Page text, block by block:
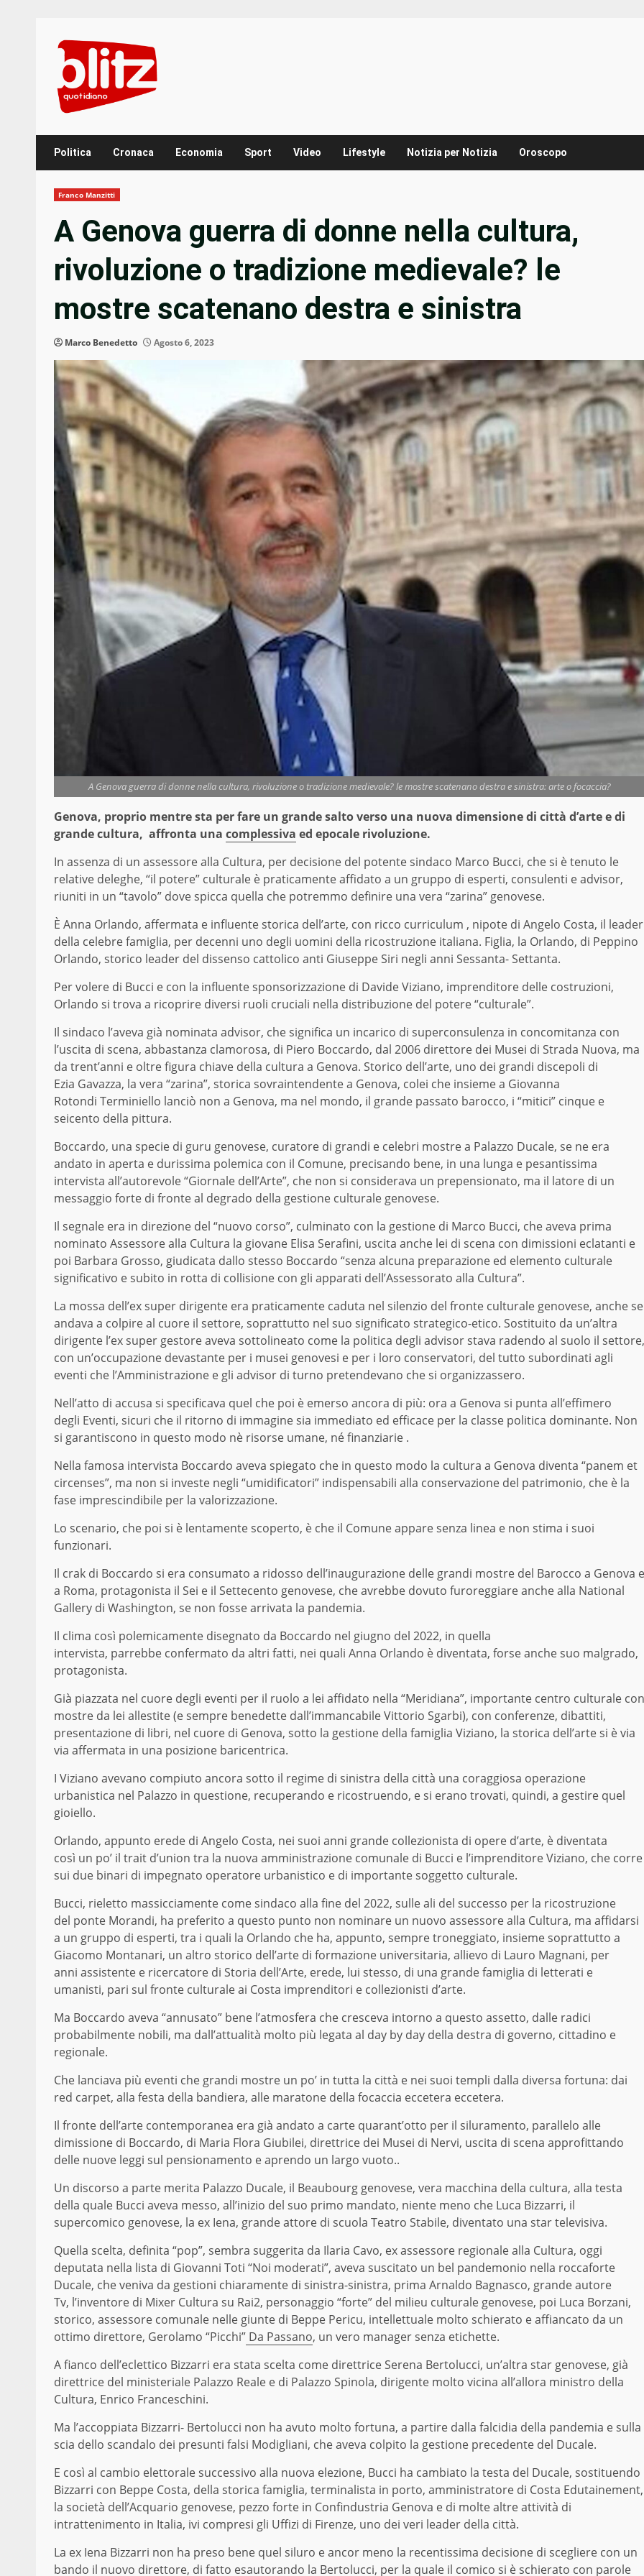
content
Politica Cronaca Economia Sport Video Lifestyle Notizia per Notizia Oroscopo
Franco Manzitti
A Genova guerra di donne nella cultura,
rivoluzione o tradizione medievale? le
mostre scatenano destra e sinistra
Marco Benedetto Agosto 6, 2023
A Genova guerra di donne nella cultura, rivoluzione o tradizione medievale? le mostre scatenano destra e sinistra: arte o focaccia?
Genova, proprio mentre sta per fare un grande salto verso una nuova dimensione di città d’arte e di
grande cultura, affronta una complessiva ed epocale rivoluzione.
In assenza di un assessore alla Cultura, per decisione del potente sindaco Marco Bucci, che si è tenuto le
relative deleghe, “il potere” culturale è praticamente affidato a un gruppo di esperti, consulenti e advisor,
riuniti in un “tavolo” dove spicca quella che potremmo definire una vera “zarina” genovese.
È Anna Orlando, affermata e influente storica dell’arte, con ricco curriculum , nipote di Angelo Costa, il leader
della celebre famiglia, per decenni uno degli uomini della ricostruzione italiana. Figlia, la Orlando, di Peppino
Orlando, storico leader del dissenso cattolico anti Giuseppe Siri negli anni Sessanta- Settanta.
Per volere di Bucci e con la influente sponsorizzazione di Davide Viziano, imprenditore delle costruzioni,
Orlando si trova a ricoprire diversi ruoli cruciali nella distribuzione del potere “culturale”.
Il sindaco l’aveva già nominata advisor, che significa un incarico di superconsulenza in concomitanza con
l’uscita di scena, abbastanza clamorosa, di Piero Boccardo, dal 2006 direttore dei Musei di Strada Nuova, ma
da trent’anni e oltre figura chiave della cultura a Genova. Storico dell’arte, uno dei grandi discepoli di
Ezia Gavazza, la vera “zarina”, storica sovraintendente a Genova, colei che insieme a Giovanna
Rotondi Terminiello lanciò non a Genova, ma nel mondo, il grande passato barocco, i “mitici” cinque e
seicento della pittura.
Boccardo, una specie di guru genovese, curatore di grandi e celebri mostre a Palazzo Ducale, se ne era
andato in aperta e durissima polemica con il Comune, precisando bene, in una lunga e pesantissima
intervista all’autorevole “Giornale dell’Arte”, che non si considerava un prepensionato, ma il latore di un
messaggio forte di fronte al degrado della gestione culturale genovese.
Il segnale era in direzione del “nuovo corso”, culminato con la gestione di Marco Bucci, che aveva prima
nominato Assessorealla Cultura la giovane Elisa Serafini, uscita anche lei di scena con dimissioni eclatanti e
poi Barbara Grosso, giudicata dallo stesso Boccardo “senza alcuna preparazione ed elemento culturale
significativo e subito in rotta di collisione con gli apparati dell’Assessorato alla Cultura”.
La mossa dell’ex super dirigente era praticamente caduta nel silenzio del fronte culturale genovese, anche se
andava a colpire al cuore il settore, soprattutto nel suo significato strategico-etico. Sostituito da un’altra
dirigente l’ex super gestore aveva sottolineato come la politica degli advisor stava radendo al suolo il settore,
con un’occupazione devastante per i musei genovesi e per i loro conservatori, del tutto subordinati agli
eventi che l’Amministrazione e gli advisor di turno pretendevano che si organizzassero.
Nell’atto di accusa si specificava quel che poi è emerso ancora di più: ora a Genova si punta all’effimero
degli Eventi, sicuri che il ritorno di immagine sia immediato ed efficace per la classe politica dominante. Non
si garantiscono in questo modo nè risorse umane, né finanziarie .
Nella famosa intervista Boccardo aveva spiegato che in questo modo la cultura a Genova diventa “panem et
circenses”, ma non si investe negli “umidificatori” indispensabili alla conservazione del patrimonio, che è la
fase imprescindibile per la valorizzazione.
Lo scenario, che poi si è lentamente scoperto, è che il Comune appare senza linea e non stima i suoi
funzionari.
Il crak di Boccardo si era consumato a ridosso dell’inaugurazione delle grandi mostre del Barocco a Genova e
a Roma, protagonista il Sei e il Settecento genovese, che avrebbe dovuto furoreggiare anche alla National
Gallery di Washington, se non fosse arrivata la pandemia.
Il clima così polemicamente disegnato da Boccardo nel giugno del 2022, in quella
intervista, parrebbe confermato da altri fatti, nei quali Anna Orlando è diventata, forse anche suo malgrado,
protagonista.
Già piazzata nel cuore degli eventi per il ruolo a lei affidato nella “Meridiana”, importante centro culturale con
mostre da lei allestite (e sempre benedette dall’immancabile Vittorio Sgarbi), con conferenze, dibattiti,
presentazione di libri, nel cuore di Genova, sotto la gestione della famiglia Viziano, la storica dell’arte si è via
via affermata in una posizione baricentrica.
I Viziano avevano compiuto ancora sotto il regime di sinistra della città una coraggiosa operazione
urbanistica nel Palazzo in questione, recuperando e ricostruendo, esi erano trovati, quindi, a gestire quel
gioiello.
Orlando, appunto erede di Angelo Costa, nei suoi anni grande collezionista di opere d’arte, è diventata
così un po’ il trait d’union tra la nuova amministrazione comunale di Bucci e l’imprenditore Viziano, che corre
sui due binari di impegnato operatore urbanistico e di importante soggetto culturale.
Bucci, rieletto massicciamente come sindaco alla fine del 2022, sulle ali del successo per la ricostruzione
del ponte Morandi, ha preferito a questo punto non nominare un nuovo assessore alla Cultura, ma affidarsi
a un gruppo di esperti, tra i quali la Orlando che ha, appunto, sempre troneggiato, insieme soprattutto a
Giacomo Montanari, un altro storico dell’arte di formazione universitaria, allievo di Lauro Magnani, per
anni assistente e ricercatore di Storia dell’Arte, erede, lui stesso, di una grande famiglia di letterati e
umanisti, pari sul fronte culturale ai Costa imprenditori e collezionisti d’arte.
Ma Boccardo aveva “annusato” bene l’atmosfera che cresceva intorno a questo assetto, dalle radici
probabilmente nobili, ma dall’attualità molto più legata al day by day della destra di governo, cittadino e
regionale.
Che lanciava più eventi che grandi mostre un po’ in tutta la città e nei suoi templi dalla diversa fortuna: dai
red carpet, alla festa della bandiera, alle maratone della focaccia eccetera eccetera.
Il fronte dell’arte contemporanea era già andato a carte quarant’otto per il siluramento, parallelo alle
dimissione di Boccardo, di Maria Flora Giubilei, direttrice dei Musei di Nervi, uscita di scena approfittando
delle nuove leggi sul pensionamento e aprendo un largo vuoto..
Un discorso a parte merita Palazzo Ducale, il Beaubourg genovese, vera macchina della cultura, alla testa
della quale Bucci aveva messo, all’inizio del suo primo mandato, niente meno che Luca Bizzarri, il
supercomico genovese, la ex Iena, grande attore di scuola Teatro Stabile, diventato una star televisiva.
Quella scelta, definita “pop”, sembra suggerita da Ilaria Cavo, ex assessore regionale alla Cultura, oggi
deputata nella lista di Giovanni Toti “Noi moderati”, aveva suscitato un bel pandemonio nella roccaforte
Ducale, che veniva da gestioni chiaramente di sinistra-sinistra, prima Arnaldo Bagnasco, grande autore
Tv, l’inventore di Mixer Cultura su Rai2, personaggio “forte” del milieu culturale genovese, poi Luca Borzani,
storico, assessore comunale nelle giunte di Beppe Pericu, intellettuale molto schierato e affiancato da un
ottimo direttore, Gerolamo “Picchi” Da Passano, un vero manager senza etichette.
A fianco dell’eclettico Bizzarri era stata scelta come direttrice Serena Bertolucci, un’altra star genovese, già
direttrice del ministeriale Palazzo Reale e di Palazzo Spinola, dirigente molto vicina all’allora ministro della
Cultura, Enrico Franceschini.
Ma l’accoppiata Bizzarri- Bertolucci non ha avuto molto fortuna, a partire dalla falcidia della pandemia e sulla
scia dello scandalo dei presunti falsi Modigliani, che aveva colpito la gestione precedente del Ducale.
E così al cambio elettorale successivo alla nuova elezione, Bucci ha cambiato la testa del Ducale, sostituendo
Bizzarri con Beppe Costa, della storica famiglia, terminalista in porto, amministratore di Costa Edutainement,
la società dell’Acquario genovese, pezzo forte in Confindustria Genova e di molte altre attività di
intrattenimento in Italia, ivi compresi gli Uffizi di Firenze, uno dei veri leader della città.
La ex Iena Bizzarri non ha preso bene quel siluro e ancor meno la recentissima decisione di scegliere con un
bando il nuovo direttore, di fatto esautorando la Bertolucci, per la quale il comico si è schierato con parole